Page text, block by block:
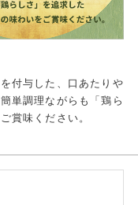
付与した、口あたりや
単調理ながらも「鶏ら
賞味ください。